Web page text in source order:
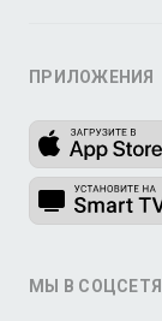
ПРИЛОЖЕНИЯ
МЫ В